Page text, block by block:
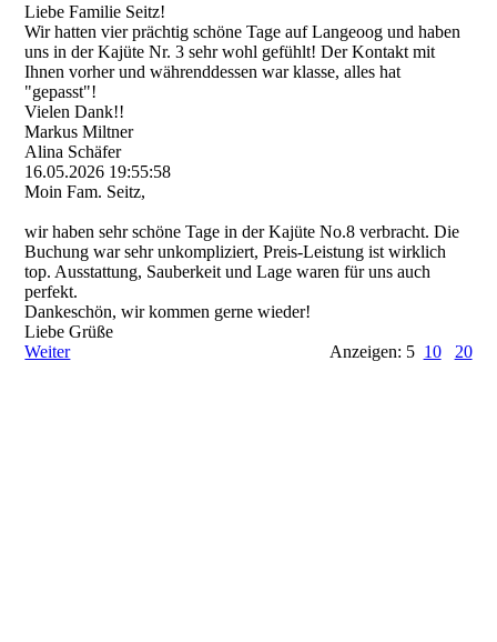
Liebe Familie Seitz!
Wir hatten vier prächtig schöne Tage auf Langeoog und haben
uns in der Kajüte Nr. 3 sehr wohl gefühlt! Der Kontakt mit
Ihnen vorher und währenddessen war klasse, alles hat
"gepasst"!
Vielen Dank!!
Markus Miltner
Alina Schäfer
16.05.2026 19:55:58
Moin Fam. Seitz,
wir haben sehr schöne Tage in der Kajüte No.8 verbracht. Die
Buchung war sehr unkompliziert, Preis-Leistung ist wirklich
top. Ausstattung, Sauberkeit und Lage waren für uns auch
perfekt.
Dankeschön, wir kommen gerne wieder!
Liebe Grüße
Weiter
Anzeigen: 5 10 20